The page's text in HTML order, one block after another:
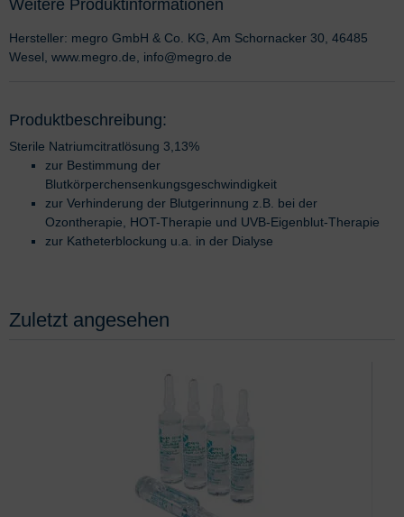
Weitere Produktinformationen
Hersteller: megro GmbH & Co. KG, Am Schornacker 30, 46485
Wesel, www.megro.de, info@megro.de
Produktbeschreibung:
Sterile Natriumcitratlösung 3,13%
zur Bestimmung der
Blutkörperchensenkungsgeschwindigkeit
zur Verhinderung der Blutgerinnung z.B. bei der
Ozontherapie, HOT-Therapie und UVB-Eigenblut-Therapie
zur Katheterblockung u.a. in der Dialyse
Zuletzt angesehen